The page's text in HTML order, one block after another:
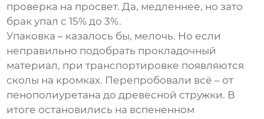
проверка на просвет. Да, медленнее, но зато
брак упал с 15% до 3%.
Упаковка – казалось бы, мелочь. Но если
неправильно подобрать прокладочный
материал, при транспортировке появляются
сколы на кромках. Перепробовали всё – от
пенополиуретана до древесной стружки. В
итоге остановились на вспененном